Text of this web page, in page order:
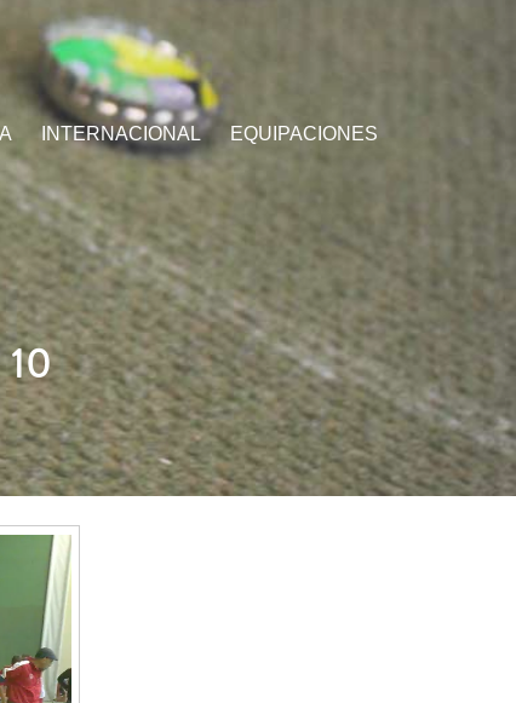
INTERNACIONAL EQUIPACIONES